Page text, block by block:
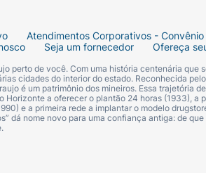
da criança levemente para a
por um lado e sairá pelo outro.
de um pediatra ou
Atendimentos Corporativos - Convênio
Seja um fornecedor Ofereça
perto de você. Com uma história centenária
cidades do interior do estado. Reconhecida
é um patrimônio dos mineiros. Essa trajetória
Horizonte a oferecer o plantão 24 horas (1933), a
e a primeira rede a implantar o modelo
dá nome novo para uma confiança antiga: de